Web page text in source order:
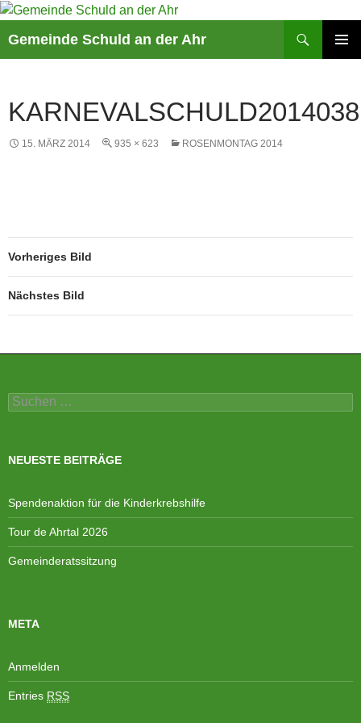
Gemeinde Schuld an der Ahr
KARNEVALSCHULD2014038
15. MÄRZ 2014 935 × 623 ROSENMONTAG 2014
Vorheriges Bild
Nächstes Bild
Suchen
nach:
NEUESTE BEITRÄGE
Spendenaktion für die Kinderkrebshilfe
Tour de Ahrtal 2026
Gemeinderatssitzung
META
Anmelden
Entries RSS